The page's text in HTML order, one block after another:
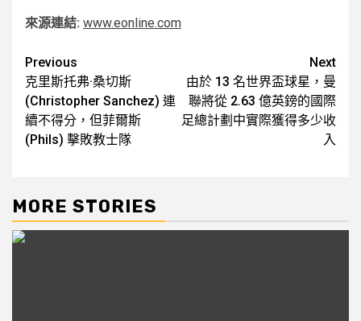
來源連結: www.eonline.com
Post
navigation
Previous
克里斯托弗·桑切斯
(Christopher Sanchez) 連
續不得分，但菲爾斯
(Phils) 擊敗教士隊
Next
由於 13 名世界盃球星，曼
聯將從 2.63 億英鎊的國際
足總計劃中實際獲得多少收
入
MORE STORIES